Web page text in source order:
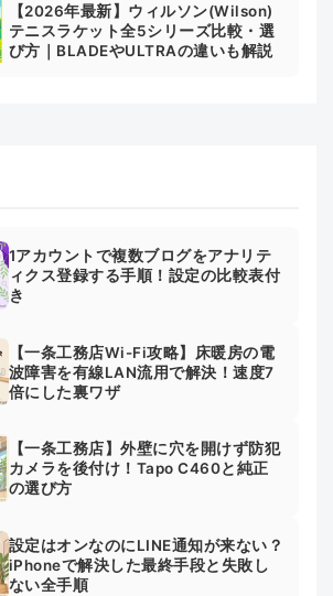
【2026年最新】ウィルソン(Wilson)
テニスラケット全5シリーズ比較・選
び方｜BLADEやULTRAの違いも解説
1アカウントで複数ブログをアナリテ
ィクス登録する手順！設定の比較表付
き
【一条工務店Wi-Fi攻略】床暖房の電
波障害を有線LAN流用で解決！速度7
倍にした裏ワザ
【一条工務店】外壁に穴を開けず防犯
カメラを後付け！Tapo C460と純正
の選び方
設定はオンなのにLINE通知が来ない？
iPhoneで解決した最終手段と失敗し
ない全手順